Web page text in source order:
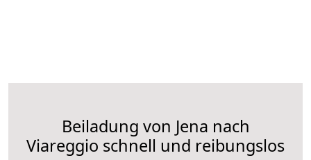
Beiladung von Jena nach
Viareggio schnell und reibungslos